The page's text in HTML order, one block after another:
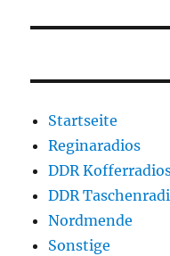
Startseite
Reginaradios
DDR
DDR
Nordmende
Sonstige